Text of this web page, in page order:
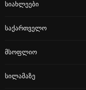
Სიახლეები
Საქართველო
Მსოფლიო
Სილამაზე